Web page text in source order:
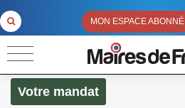
MON ESPACE ABONNÉ
Votre mandat